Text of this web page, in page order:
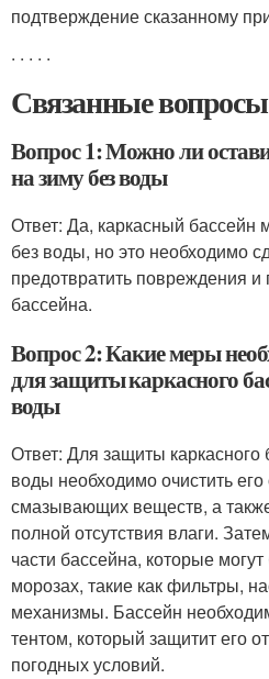
подтверждение сказанному
. . . . .
Связанные
Вопрос 1: Можно ли
на зиму без воды
Ответ: Да, каркасный бассейн
без воды, но это необходимо
предотвратить повреждения
бассейна.
Вопрос 2: Какие меры
для защиты каркасного
воды
Ответ: Для защиты каркасного
воды необходимо очистить
смазывающих веществ, а
полной отсутствия влаги.
части бассейна, которые
морозах, такие как фильтры,
механизмы. Бассейн
тентом, который защитит его
погодных условий.